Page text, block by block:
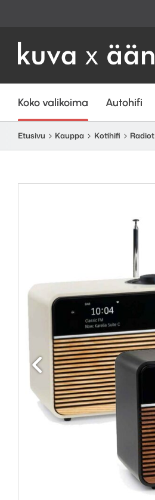
Koko valikoima Autohifi
Etusivu Kauppa Kotihifi Radiot
Edellinen